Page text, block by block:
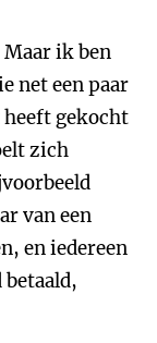
ik ben
net een paar
gekocht
zich
van een
en iedereen
betaald,